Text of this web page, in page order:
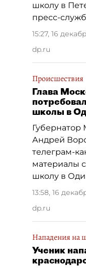
школу в
пресс-
15:27, 16
dp.ru
Происшествия
Глава
школы в
Губернатор
Андрей
телеграм-
материалы
школу в
13:58, 16
dp.ru
Нападения на
Ученик